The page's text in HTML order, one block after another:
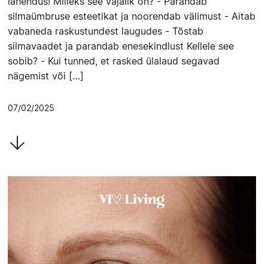
lahendus! Milleks see vajalik on? - Parandab
silmaümbruse esteetikat ja noorendab välimust - Aitab
vabaneda raskustundest laugudes - Tõstab
silmavaadet ja parandab enesekindlust Kellele see
sobib? - Kui tunned, et rasked ülalaud segavad
nägemist või […]
07/02/2025